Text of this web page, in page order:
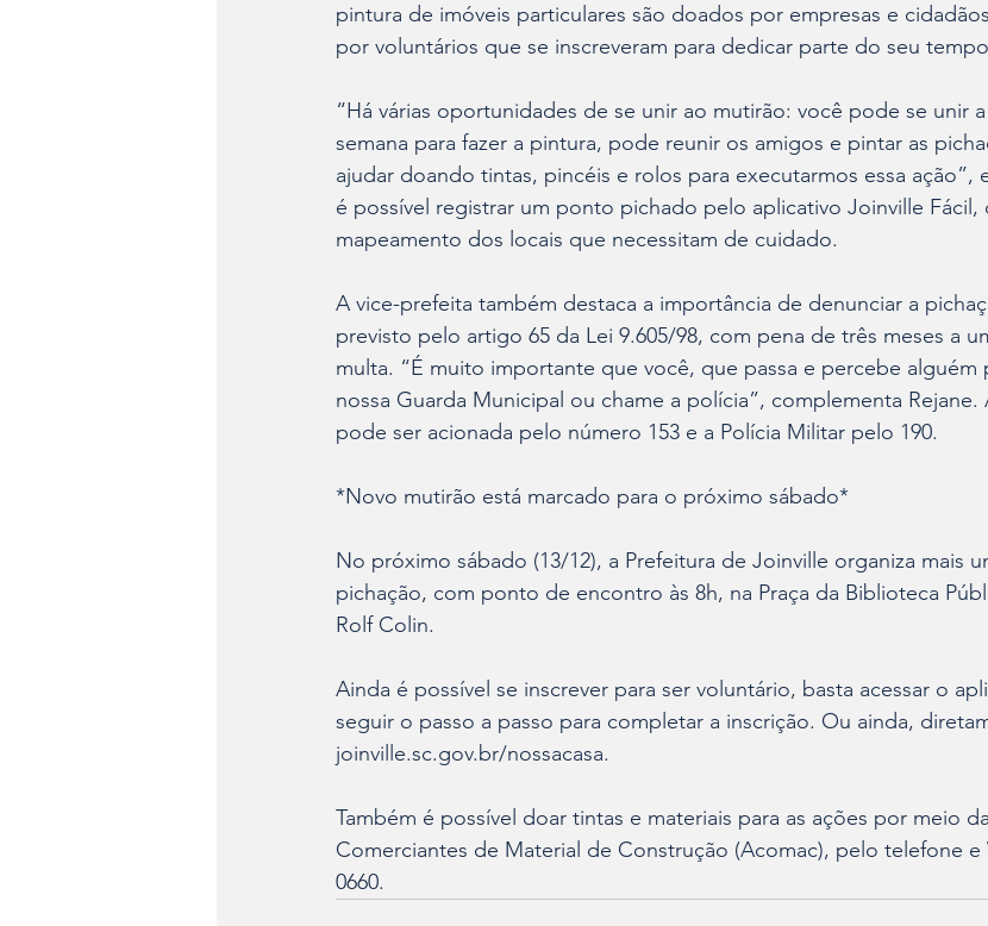
pintura de imóveis particulares são doados por empresas e
por voluntários que se inscreveram para dedicar parte do seu
“Há várias oportunidades de se unir ao mutirão: você pode se unir
semana para fazer a pintura, pode reunir os amigos e pintar as
ajudar doando tintas, pincéis e rolos para executarmos essa ação”,
é possível registrar um ponto pichado pelo aplicativo Joinville
mapeamento dos locais que necessitam de cuidado.
A vice-prefeita também destaca a importância de denunciar a
previsto pelo artigo 65 da Lei 9.605/98, com pena de três meses a
multa. “É muito importante que você, que passa e percebe alguém
nossa Guarda Municipal ou chame a polícia”, complementa Rejane.
pode ser acionada pelo número 153 e a Polícia Militar pelo 190.
*Novo mutirão está marcado para o próximo sábado*
No próximo sábado (13/12), a Prefeitura de Joinville organiza mais
pichação, com ponto de encontro às 8h, na Praça da Biblioteca
Rolf Colin.
Ainda é possível se inscrever para ser voluntário, basta acessar o
seguir o passo a passo para completar a inscrição. Ou ainda,
joinville.sc.gov.br/nossacasa.
Também é possível doar tintas e materiais para as ações por meio
Comerciantes de Material de Construção (Acomac), pelo telefone e
0660.